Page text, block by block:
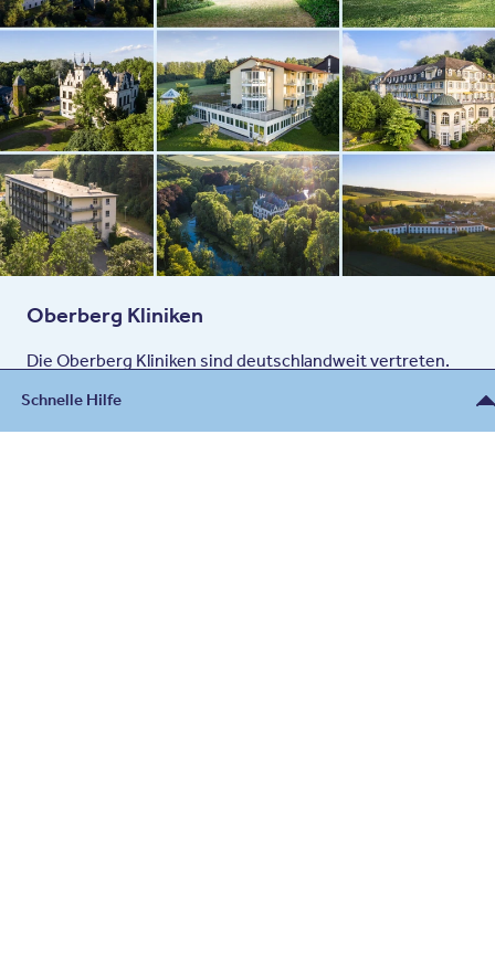
Schnelle Hilfe
Oberberg Kliniken
Die Oberberg Kliniken sind deutschlandweit vertreten.
nach den neuesten Erkenntnissen aus Wissenschaft und
Praxis, stets individuell auf persönliche Bedürfnisse